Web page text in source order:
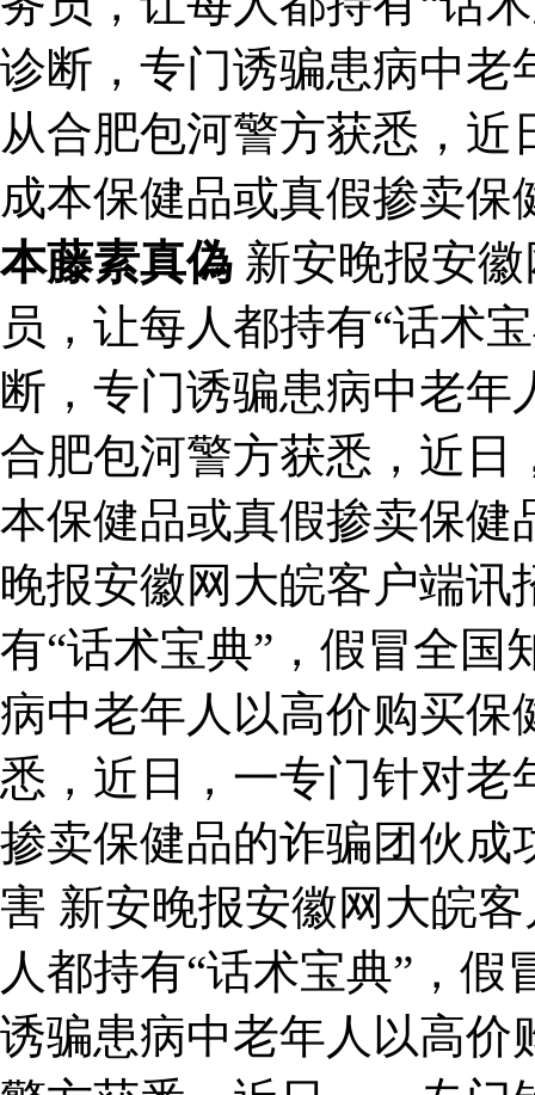
诊断，专门诱骗患病中
从合肥包河警方获悉，
成本保健品或真假掺卖
本藤素真偽 新安晚报安
员，让每人都持有“话术
断，专门诱骗患病中老
合肥包河警方获悉，近日
本保健品或真假掺卖保健
晚报安徽网大皖客户端
有“话术宝典”，假冒全国
病中老年人以高价购买
悉，近日，一专门针对老
掺卖保健品的诈骗团伙成
害 新安晚报安徽网大皖
人都持有“话术宝典”，
诱骗患病中老年人以高